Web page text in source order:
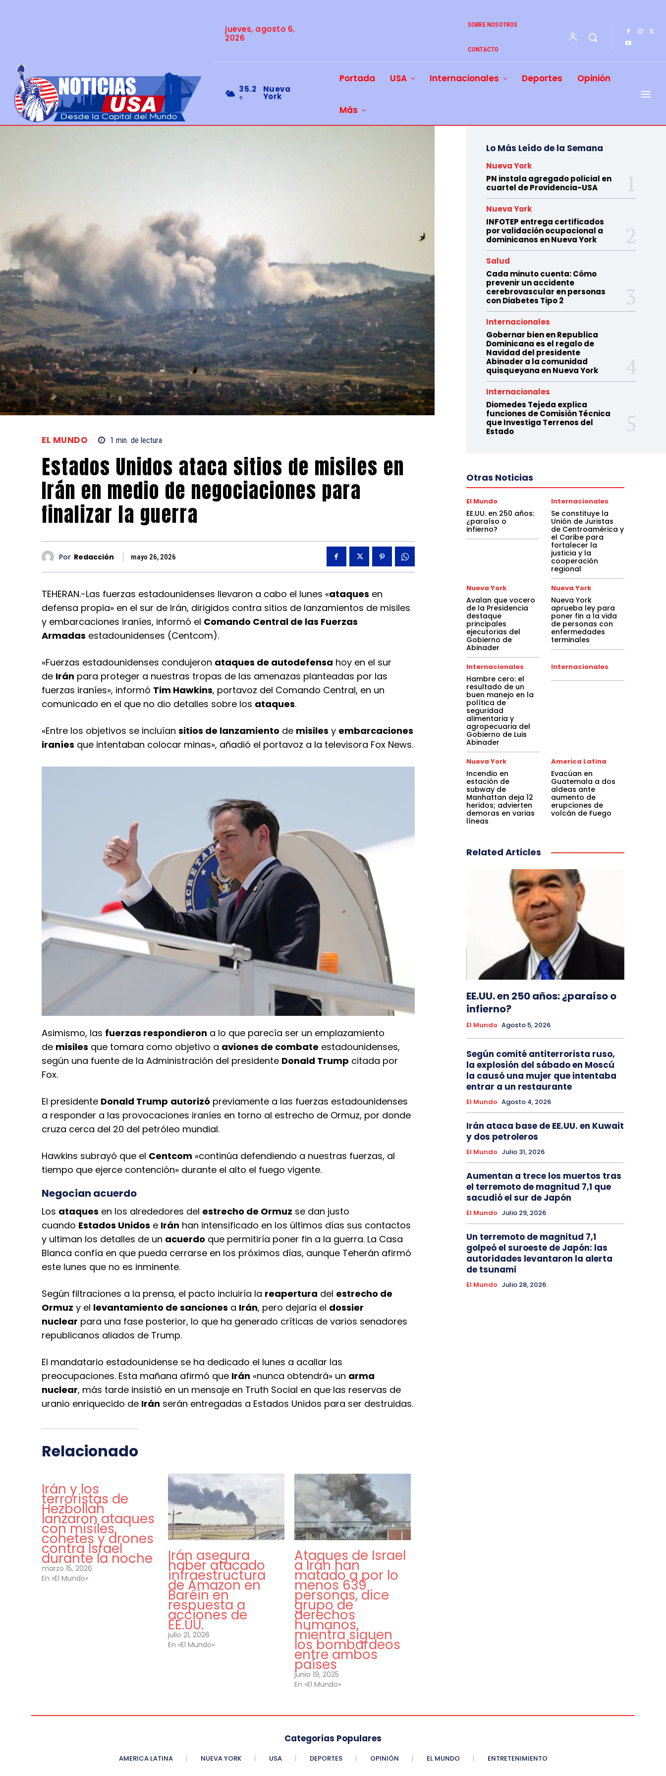
jueves, agosto 6,
2026
SOBRE NOSOTROS
CONTACTO
35.2
C
Nueva
York
Portada USA Internacionales Deportes Opinión
Más
EL MUNDO 1 min. de lectura
Estados Unidos ataca sitios de misiles en
Irán en medio de negociaciones para
finalizar la guerra
Por Redacción mayo 26, 2026
TEHERAN.-Las fuerzas estadounidenses llevaron a cabo el lunes «ataques en
defensa propia» en el sur de Irán, dirigidos contra sitios de lanzamientos de misiles
y embarcaciones iraníes, informó el Comando Central de las Fuerzas
Armadas estadounidenses (Centcom).
«Fuerzas estadounidenses condujeron ataques de autodefensa hoy en el sur
de Irán para proteger a nuestras tropas de las amenazas planteadas por las
fuerzas iraníes», informó Tim Hawkins, portavoz del Comando Central, en un
comunicado en el que no dio detalles sobre los ataques.
«Entre los objetivos se incluían sitios de lanzamiento de misiles y embarcaciones
iraníes que intentaban colocar minas», añadió el portavoz a la televisora Fox News.
Asimismo, las fuerzas respondieron a lo que parecía ser un emplazamiento
de misiles que tomara como objetivo a aviones de combate estadounidenses,
según una fuente de la Administración del presidente Donald Trump citada por
Fox.
El presidente Donald Trump autorizó previamente a las fuerzas estadounidenses
a responder a las provocaciones iraníes en torno al estrecho de Ormuz, por donde
cruza cerca del 20 del petróleo mundial.
Hawkins subrayó que el Centcom «continúa defendiendo a nuestras fuerzas, al
tiempo que ejerce contención» durante el alto el fuego vigente.
Negocian acuerdo
Los ataques en los alrededores del estrecho de Ormuz se dan justo
cuando Estados Unidos e Irán han intensificado en los últimos días sus contactos
y ultiman los detalles de un acuerdo que permitiría poner fin a la guerra. La Casa
Blanca confía en que pueda cerrarse en los próximos días, aunque Teherán afirmó
este lunes que no es inminente.
Según filtraciones a la prensa, el pacto incluiría la reapertura del estrecho de
Ormuz y el levantamiento de sanciones a Irán, pero dejaría el dossier
nuclear para una fase posterior, lo que ha generado críticas de varios senadores
republicanos aliados de Trump.
El mandatario estadounidense se ha dedicado el lunes a acallar las
preocupaciones. Esta mañana afirmó que Irán «nunca obtendrá» un arma
nuclear, más tarde insistió en un mensaje en Truth Social en que las reservas de
uranio enriquecido de Irán serán entregadas a Estados Unidos para ser destruidas.
Relacionado
Irán y los
terroristas de
Hezbollah
lanzaron ataques
con misiles,
cohetes y drones
contra Israel
durante la noche
marzo 15, 2026
En «El Mundo»
Irán asegura
haber atacado
infraestructura
de Amazon en
Baréin en
respuesta a
acciones de
EE.UU.
julio 21, 2026
En «El Mundo»
Ataques de Israel
a Irán han
matado a por lo
menos 639
personas, dice
grupo de
derechos
humanos,
mientra siguen
los bombardeos
entre ambos
países
junio 19, 2025
En «El Mundo»
Lo Más Leído de la Semana
Nueva York
PN instala agregado policial en
cuartel de Providencia-USA
Nueva York
INFOTEP entrega certificados
por validación ocupacional a
dominicanos en Nueva York
Salud
Cada minuto cuenta: Cómo
prevenir un accidente
cerebrovascular en personas
con Diabetes Tipo 2
Internacionales
Gobernar bien en Republica
Dominicana es el regalo de
Navidad del presidente
Abinader a la comunidad
quisqueyana en Nueva York
Internacionales
Diomedes Tejeda explica
funciones de Comisión Técnica
que Investiga Terrenos del
Estado
Otras Noticias
El Mundo
EE.UU. en 250 años:
¿paraíso o
infierno?
Internacionales
Se constituye la
Unión de Juristas
de Centroamérica y
el Caribe para
fortalecer la
justicia y la
cooperación
regional
Nueva York
Avalan que vocero
de la Presidencia
destaque
principales
ejecutorias del
Gobierno de
Abinader
Nueva York
Nueva York
aprueba ley para
poner fin a la vida
de personas con
enfermedades
terminales
Internacionales
Hambre cero: el
resultado de un
buen manejo en la
política de
seguridad
alimentaria y
agropecuaria del
Gobierno de Luis
Abinader
Internacionales
Nueva York
Incendio en
estación de
subway de
Manhattan deja 12
heridos; advierten
demoras en varias
líneas
America Latina
Evacúan en
Guatemala a dos
aldeas ante
aumento de
erupciones de
volcán de Fuego
Related Articles
EE.UU. en 250 años: ¿paraíso o
infierno?
El Mundo Agosto 5, 2026
Según comité antiterrorista ruso,
la explosión del sábado en Moscú
la causó una mujer que intentaba
entrar a un restaurante
El Mundo Agosto 4, 2026
Irán ataca base de EE.UU. en Kuwait
y dos petroleros
El Mundo Julio 31, 2026
Aumentan a trece los muertos tras
el terremoto de magnitud 7,1 que
sacudió el sur de Japón
El Mundo Julio 29, 2026
Un terremoto de magnitud 7,1
golpeó el suroeste de Japón: las
autoridades levantaron la alerta
de tsunami
El Mundo Julio 28, 2026
Categorias Populares
AMERICA LATINA NUEVA YORK USA DEPORTES OPINIÓN EL MUNDO ENTRETENIMIENTO